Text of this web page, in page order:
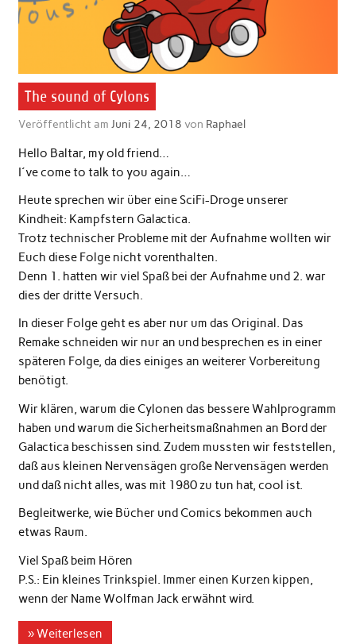
The sound of Cylons
Veröffentlicht am Juni 24, 2018 von Raphael
Hello Baltar, my old friend…
I´ve come to talk to you again…
Heute sprechen wir über eine SciFi-Droge unserer
Kindheit: Kampfstern Galactica.
Trotz technischer Probleme mit der Aufnahme wollten wir
Euch diese Folge nicht vorenthalten.
Denn 1. hatten wir viel Spaß bei der Aufnahme und 2. war
dies der dritte Versuch.
In dieser Folge geht es aber nur um das Original. Das
Remake schneiden wir nur an und besprechen es in einer
späteren Folge, da dies einiges an weiterer Vorbereitung
benötigt.
Wir klären, warum die Cylonen das bessere Wahlprogramm
haben und warum die Sicherheitsmaßnahmen an Bord der
Galactica beschissen sind. Zudem mussten wir feststellen,
daß aus kleinen Nervensägen große Nervensägen werden
und daß nicht alles, was mit 1980 zu tun hat, cool ist.
Begleitwerke, wie Bücher und Comics bekommen auch
etwas Raum.
Viel Spaß beim Hören
P.S.: Ein kleines Trinkspiel. Immer einen Kurzen kippen,
wenn der Name Wolfman Jack erwähnt wird.
» Weiterlesen